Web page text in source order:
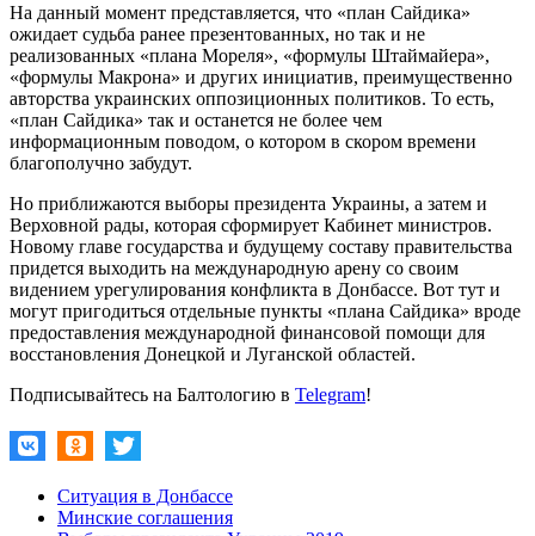
На данный момент представляется, что «план Сайдика»
ожидает судьба ранее презентованных, но так и не
реализованных «плана Мореля», «формулы Штаймайера»,
«формулы Макрона» и других инициатив, преимущественно
авторства украинских оппозиционных политиков. То есть,
«план Сайдика» так и останется не более чем
информационным поводом, о котором в скором времени
благополучно забудут.
Но приближаются выборы президента Украины, а затем и
Верховной рады, которая сформирует Кабинет министров.
Новому главе государства и будущему составу правительства
придется выходить на международную арену со своим
видением урегулирования конфликта в Донбассе. Вот тут и
могут пригодиться отдельные пункты «плана Сайдика» вроде
предоставления международной финансовой помощи для
восстановления Донецкой и Луганской областей.
Подписывайтесь на Балтологию в Telegram!
Ситуация в Донбассе
Минские соглашения